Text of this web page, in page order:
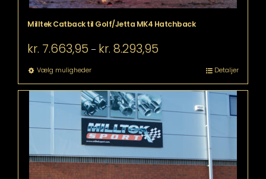
Milltek Catback til Golf/Jetta MK4 Hatchback
kr. 7.663,95 – kr. 8.293,95
Vælg mulighederDette
vare
har
flere
varianter.
Mulighederne
kan
vælges
på
varesiden
Detaljer